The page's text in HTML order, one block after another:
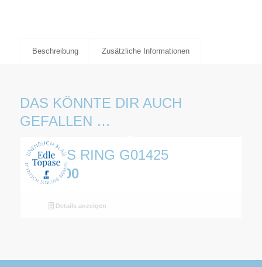
Beschreibung Zusätzliche Informationen
DAS KÖNNTE DIR AUCH
GEFALLEN …
TOPAS RING G01425
€ 119,00
Details anzeigen